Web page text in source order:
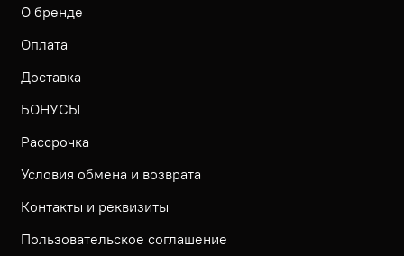
О бренде
Оплата
Доставка
БОНУСЫ
Рассрочка
Условия обмена и возврата
Контакты и реквизиты
Пользовательское соглашение